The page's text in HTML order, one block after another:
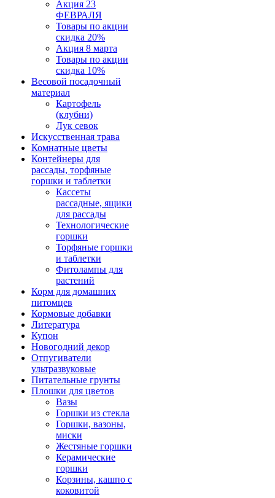
Акция 23
ФЕВРАЛЯ
Товары по акции
скидка 20%
Акция 8 марта
Товары по акции
скидка 10%
Весовой посадочный
материал
Картофель
(клубни)
Лук севок
Искусственная трава
Комнатные цветы
Контейнеры для
рассады, торфяные
горшки и таблетки
Кассеты
рассадные, ящики
для рассады
Технологические
горшки
Торфяные горшки
и таблетки
Фитолампы для
растений
Корм для домашних
питомцев
Кормовые добавки
Литература
Купон
Новогодний декор
Отпугиватели
ультразвуковые
Питательные грунты
Плошки для цветов
Вазы
Горшки из стекла
Горшки, вазоны,
миски
Жестяные горшки
Керамические
горшки
Корзины, кашпо с
коковитой